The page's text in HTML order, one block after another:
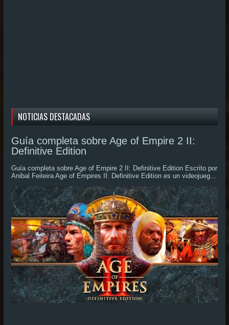
NOTICIAS DESTACADAS
Guía completa sobre Age of Empire 2 II:
Definitive Edition
Guía completa sobre Age of Empire 2 II: Definitive Edition Escrito por
Anibal Feiteira Age of Empires II: Definitive Edition es un videojueg...